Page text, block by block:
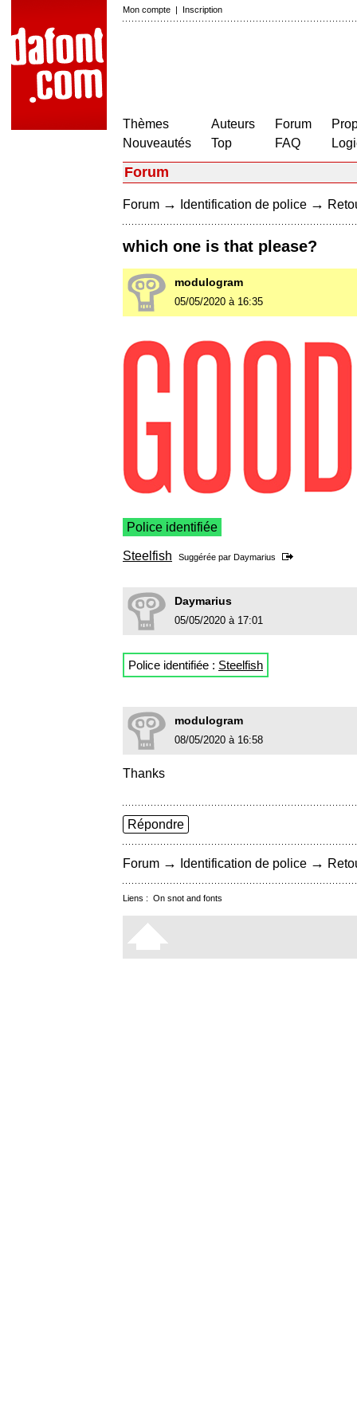
Mon compte | Inscription
Thèmes
Nouveautés
Auteurs
Top
Forum
FAQ
Forum
Forum → Identification de police →
which one is that please?
modulogram
05/05/2020 à 16:35
Police identifiée
Steelfish Suggérée par Daymarius
Daymarius
05/05/2020 à 17:01
Police identifiée : Steelfish
modulogram
08/05/2020 à 16:58
Thanks
Répondre
Forum → Identification de police →
Liens : On snot and fonts